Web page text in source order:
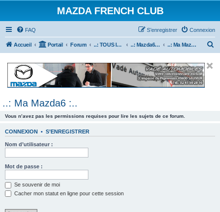
MAZDA FRENCH CLUB
FAQ Connexion
S’enregistrer
Accueil Portail Forum ..: TOUS les Véhicules MAZDA :.. ..: Mazda6 :.. ..: Ma Mazda6 :..
e
..: Ma Mazda6 :..
Vous n’avez pas les permissions requises pour lire les sujets de ce forum.
CONNEXION • S’ENREGISTRER
Nom d’utilisateur :
Mot de passe :
Se souvenir de moi
Cacher mon statut en ligne pour cette session